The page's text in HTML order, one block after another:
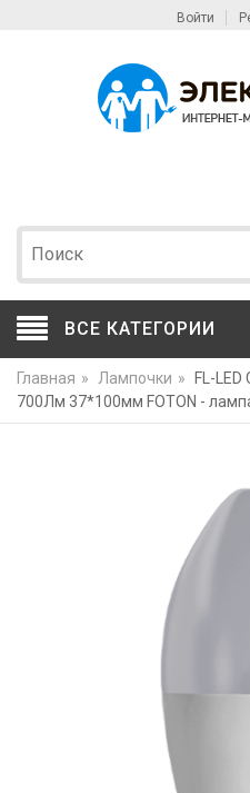
Войти
ВСЕ КАТЕГОРИИ
Главная » Лампочки »
FL-
700Лм 37*100мм FOTON -